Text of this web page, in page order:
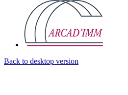
Back to desktop version